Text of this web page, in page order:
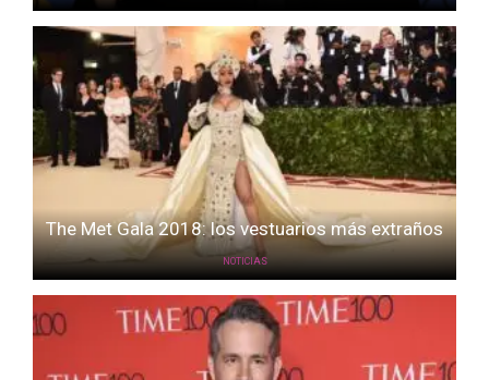
The Met Gala 2018: los vestuarios más extraños
NOTICIAS